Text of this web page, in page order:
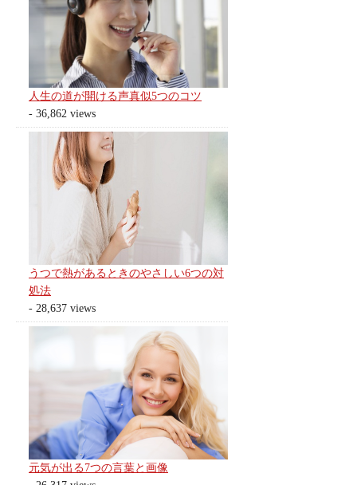
人生の道が開ける声真似5つのコツ
- 36,862 views
うつで熱があるときのやさしい6つの対
処法
- 28,637 views
元気が出る7つの言葉と画像